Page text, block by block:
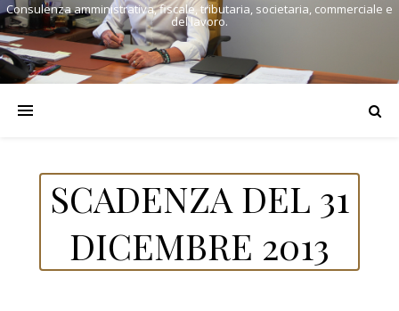
Consulenza amministrativa, fiscale, tributaria, societaria, commerciale e
del lavoro.
SCADENZA DEL 31
DICEMBRE 2013